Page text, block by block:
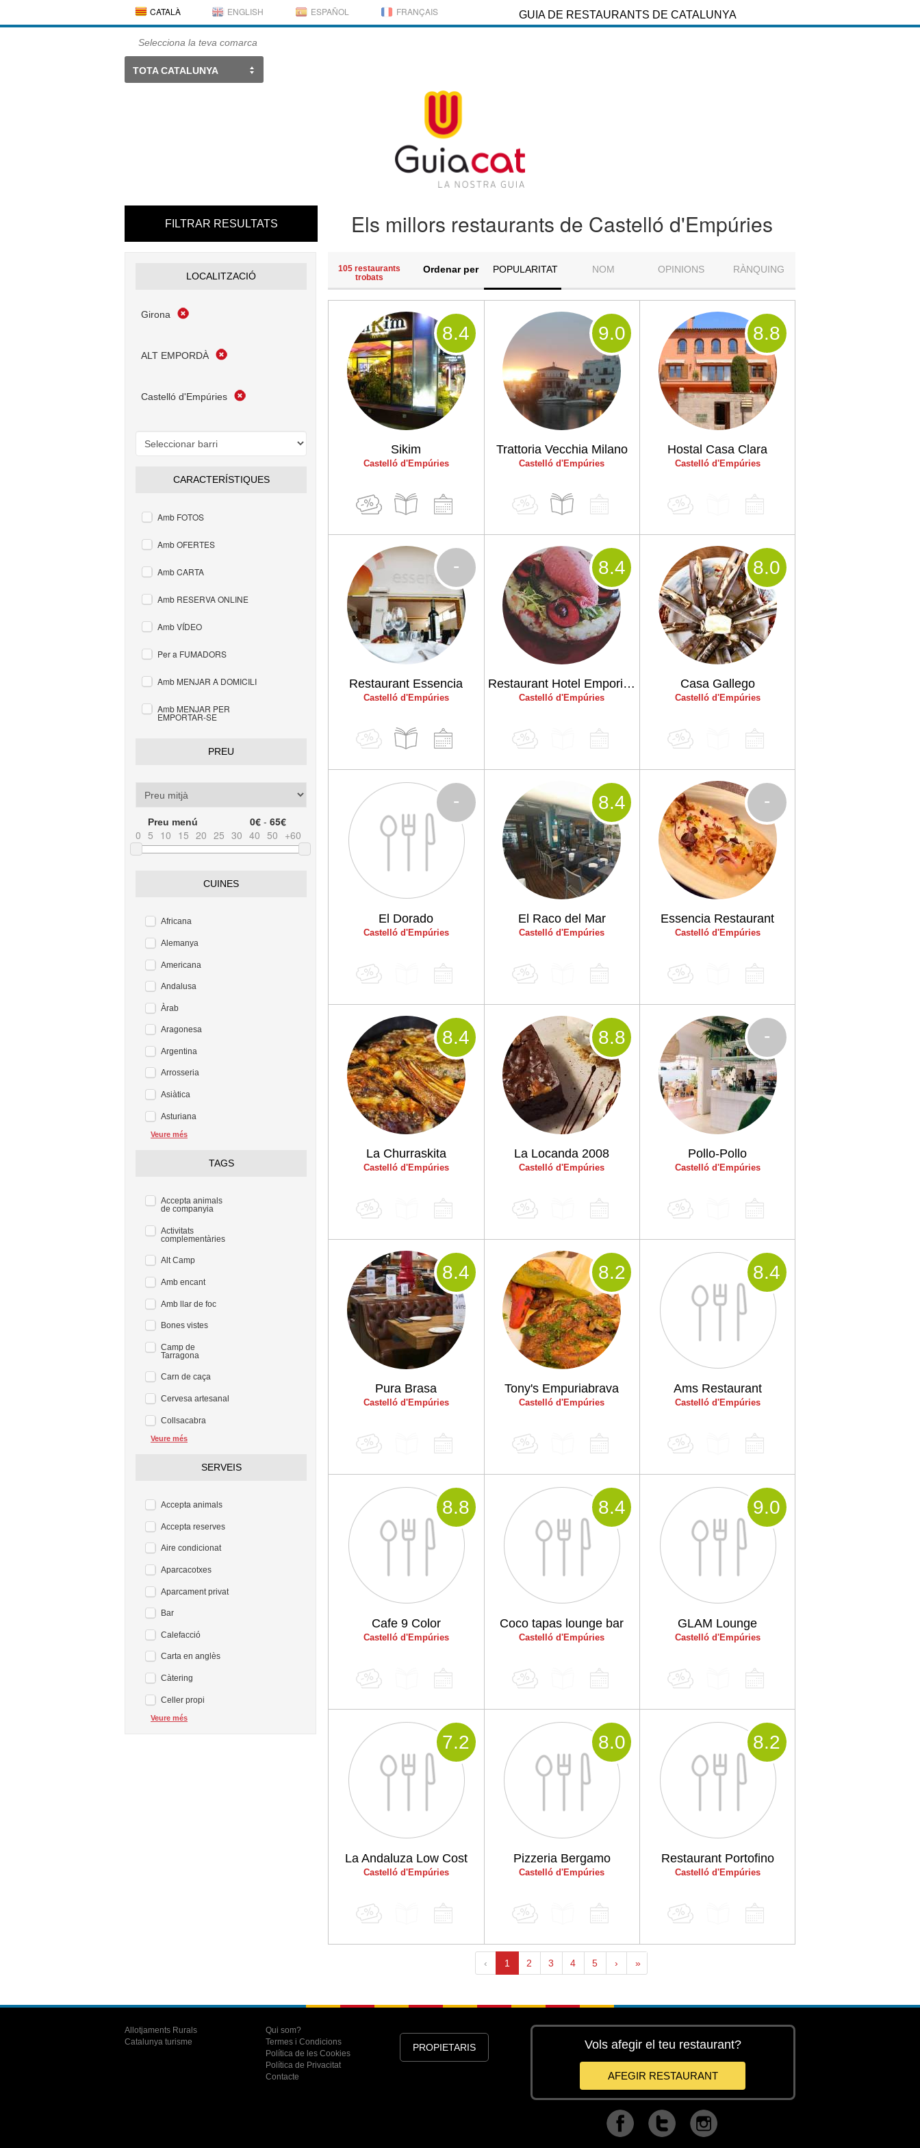
CATALÀ ENGLISH ESPAÑOL FRANÇAIS GUIA DE RESTAURANTS DE CATALUNYA
Selecciona la teva comarca
TOTA CATALUNYA
FILTRAR RESULTATS
LOCALITZACIÓ
Girona
ALT EMPORDÀ
Castelló d'Empúries
CARACTERÍSTIQUES
Amb FOTOS
Amb OFERTES
Amb CARTA
Amb RESERVA ONLINE
Amb VÍDEO
Per a FUMADORS
Amb MENJAR A DOMICILI
Amb MENJAR PER
EMPORTAR-SE
PREU
Preu menú 0€ - 65€
0 5 10 15 20 25 30 40 50 +60
CUINES
Africana
Alemanya
Americana
Andalusa
Àrab
Aragonesa
Argentina
Arrosseria
Asiàtica
Asturiana
Veure més
TAGS
Accepta animals
de companyia
Activitats
complementàries
Alt Camp
Amb encant
Amb llar de foc
Bones vistes
Camp de
Tarragona
Carn de caça
Cervesa artesanal
Collsacabra
Veure més
SERVEIS
Accepta animals
Accepta reserves
Aire condicionat
Aparcacotxes
Aparcament privat
Bar
Calefacció
Carta en anglès
Càtering
Celler propi
Veure més
Els millors restaurants de Castelló d'Empúries
105 restaurants
trobats
Ordenar per POPULARITAT NOM OPINIONS RÀNQUING
Sikim
Castelló d'Empúries
8.4
Trattoria Vecchia Milano
Castelló d'Empúries
9.0
Hostal Casa Clara
Castelló d'Empúries
8.8
Restaurant Essencia
Castelló d'Empúries
-
Restaurant Hotel Emporium
Castelló d'Empúries
8.4
Casa Gallego
Castelló d'Empúries
8.0
El Dorado
Castelló d'Empúries
-
El Raco del Mar
Castelló d'Empúries
8.4
Essencia Restaurant
Castelló d'Empúries
-
La Churraskita
Castelló d'Empúries
8.4
La Locanda 2008
Castelló d'Empúries
8.8
Pollo-Pollo
Castelló d'Empúries
-
Pura Brasa
Castelló d'Empúries
8.4
Tony's Empuriabrava
Castelló d'Empúries
8.2
Ams Restaurant
Castelló d'Empúries
8.4
Cafe 9 Color
Castelló d'Empúries
8.8
Coco tapas lounge bar
Castelló d'Empúries
8.4
GLAM Lounge
Castelló d'Empúries
9.0
La Andaluza Low Cost
Castelló d'Empúries
7.2
Pizzeria Bergamo
Castelló d'Empúries
8.0
Restaurant Portofino
Castelló d'Empúries
8.2
‹ 1 2 3 4 5 › »
Allotjaments Rurals
Catalunya turisme
Qui som?
Termes i Condicions
Política de les Cookies
Política de Privacitat
Contacte
PROPIETARIS Vols afegir el teu restaurant?
AFEGIR RESTAURANT